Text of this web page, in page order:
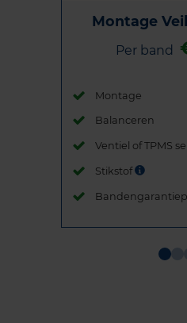
Montage
Per band
Montage
Balanceren
Ventiel of TPMS
Stikstof